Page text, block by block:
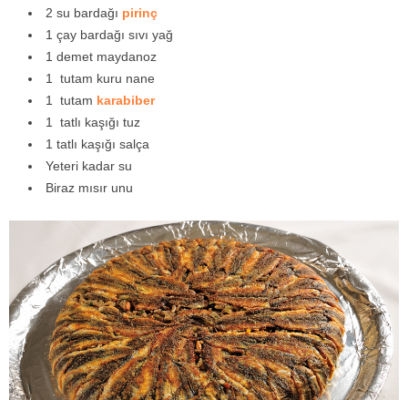
2 su bardağı pirinç
1 çay bardağı sıvı yağ
1 demet maydanoz
1 tutam kuru nane
1 tutam karabiber
1 tatlı kaşığı tuz
1 tatlı kaşığı salça
Yeteri kadar su
Biraz mısır unu